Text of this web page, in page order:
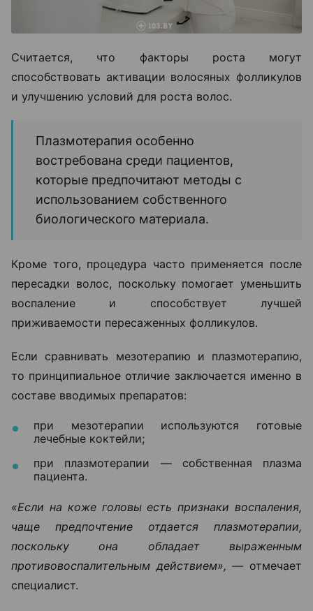
Считается, что факторы роста могут
способствовать активации волосяных фолликулов
и улучшению условий для роста волос.
Плазмотерапия особенно
востребована среди пациентов,
которые предпочитают методы с
использованием собственного
биологического материала.
Кроме того, процедура часто применяется после
пересадки волос, поскольку помогает уменьшить
воспаление и способствует лучшей
приживаемости пересаженных фолликулов.
Если сравнивать мезотерапию и плазмотерапию,
то принципиальное отличие заключается именно в
составе вводимых препаратов:
при мезотерапии используются готовые
лечебные коктейли;
при плазмотерапии — собственная плазма
пациента.
«Если на коже головы есть признаки воспаления,
чаще предпочтение отдается плазмотерапии,
поскольку она обладает выраженным
противовоспалительным действием», — отмечает
специалист.